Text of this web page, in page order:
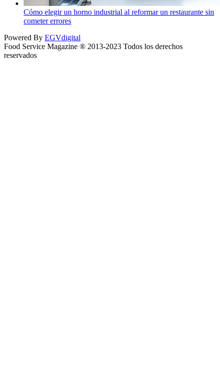
Cómo elegir un horno industrial al reformar un restaurante sin
cometer errores
Powered By EGVdigital
Food Service Magazine ® 2013-2023 Todos los derechos
reservados